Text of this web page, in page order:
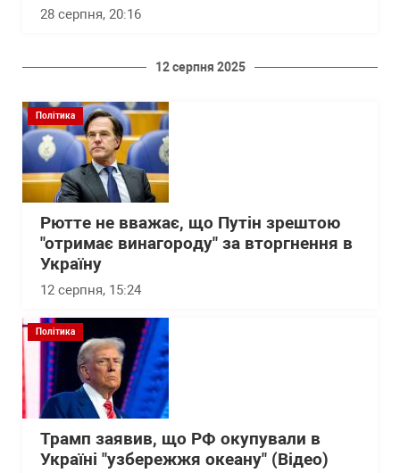
28 серпня, 20:16
12 серпня 2025
Політика
Рютте не вважає, що Путін зрештою
"отримає винагороду" за вторгнення в
Україну
12 серпня, 15:24
Політика
Трамп заявив, що РФ окупували в
Україні "узбережжя океану" (Відео)